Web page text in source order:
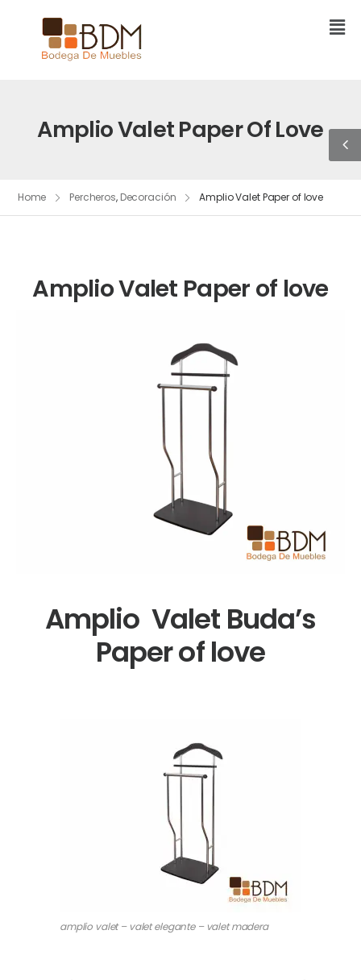
Amplio Valet Paper Of Love
Home Percheros, Decoración Amplio Valet Paper of love
Amplio Valet Paper of love
Amplio Valet Buda’s
Paper of love
amplio valet – valet elegante – valet madera